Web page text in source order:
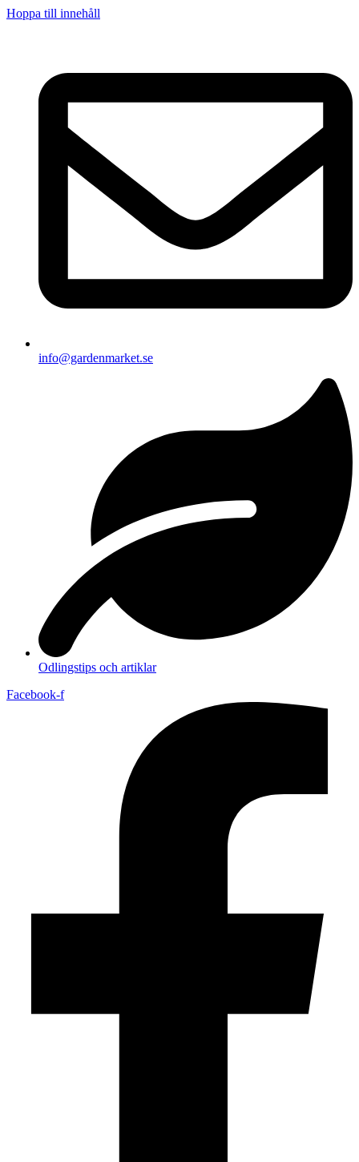
Hoppa till innehåll
info@gardenmarket.se
Odlingstips och artiklar
Facebook-f